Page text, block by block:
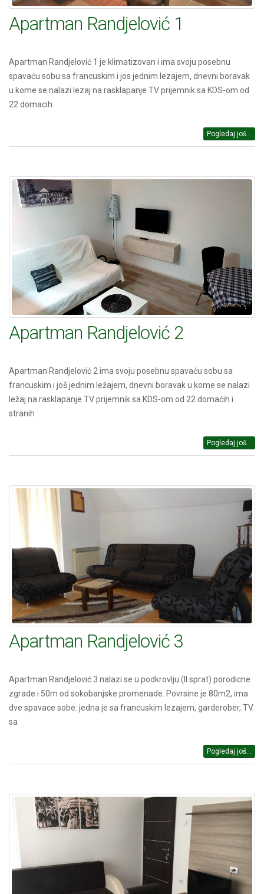
Apartman Randjelović 1
Apartman Randjelović 1 je klimatizovan i ima svoju posebnu
spavaću sobu sa francuskim i jos jednim lezajem, dnevni boravak
u kome se nalazi lezaj na rasklapanje TV prijemnik sa KDS-om od
22 domacih
Pogledaj još...
Apartman Randjelović 2
Apartman Randjelović 2 ima svoju posebnu spavaću sobu sa
francuskim i još jednim ležajem, dnevni boravak u kome se nalazi
ležaj na rasklapanje TV prijemnik sa KDS-om od 22 domaćih i
stranih
Pogledaj još...
Apartman Randjelović 3
Apartman Randjelović 3 nalazi se u podkrovlju (ll sprat) porodicne
zgrade i 50m od sokobanjske promenade. Povrsine je 80m2, ima
dve spavace sobe: jedna je sa francuskim lezajem, garderober, TV.
sa
Pogledaj još...